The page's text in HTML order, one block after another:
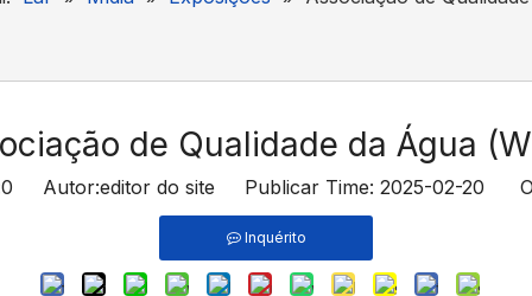
de Qualidade da Água
0 Autor:editor do site Publicar Time: 2025-02-20
Inquérito